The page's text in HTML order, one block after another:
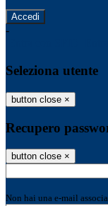
-
Seleziona utente
button close ×
Recupero
button close ×
Non hai una e-mail